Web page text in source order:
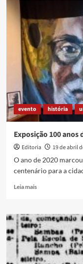
Caxias
completa
50
Anos
evento história
Exposição 100 anos
Editoria 19 de abril
O ano de 2020
centenário para a
Leia maisRead
Exposição
100
anos
de
Barboza
Leite